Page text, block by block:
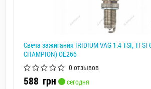
Свеча зажигания IRIDIUM VAG 1.4 TSI, TFSI
CHAMPION) OE266
0 отзывов
588 грн
сегодня